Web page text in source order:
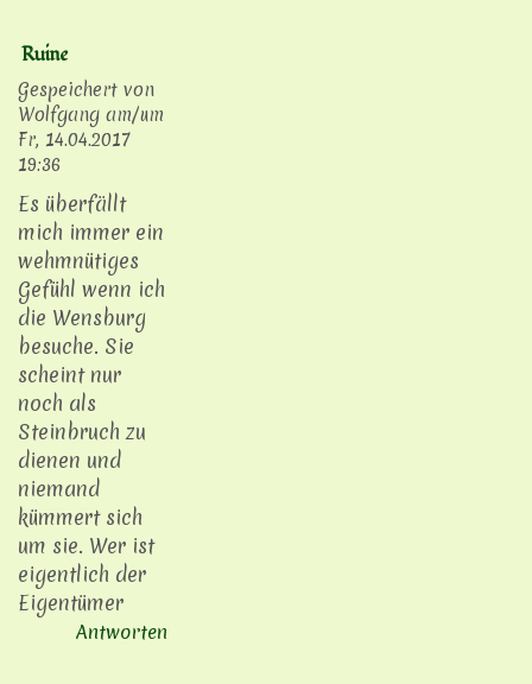
Ruine
Gespeichert von
Wolfgang am/um
Fr, 14.04.2017
19:36
Es überfällt
mich immer ein
wehmnütiges
Gefühl wenn ich
die Wensburg
besuche. Sie
scheint nur
noch als
Steinbruch zu
dienen und
niemand
kümmert sich
um sie. Wer ist
eigentlich der
Eigentümer
Antworten